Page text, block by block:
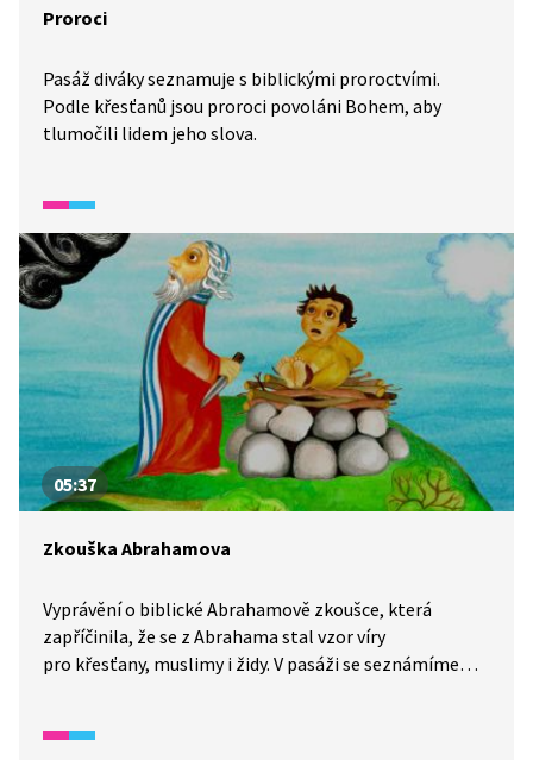
Proroci
Pasáž diváky seznamuje s biblickými proroctvími.
Podle křesťanů jsou proroci povoláni Bohem, aby
tlumočili lidem jeho slova.
05:37
Zkouška Abrahamova
Vyprávění o biblické Abrahamově zkoušce, která
zapříčinila, že se z Abrahama stal vzor víry
pro křesťany, muslimy i židy. V pasáži se seznámíme
posvátným místem hned pro několik náboženství